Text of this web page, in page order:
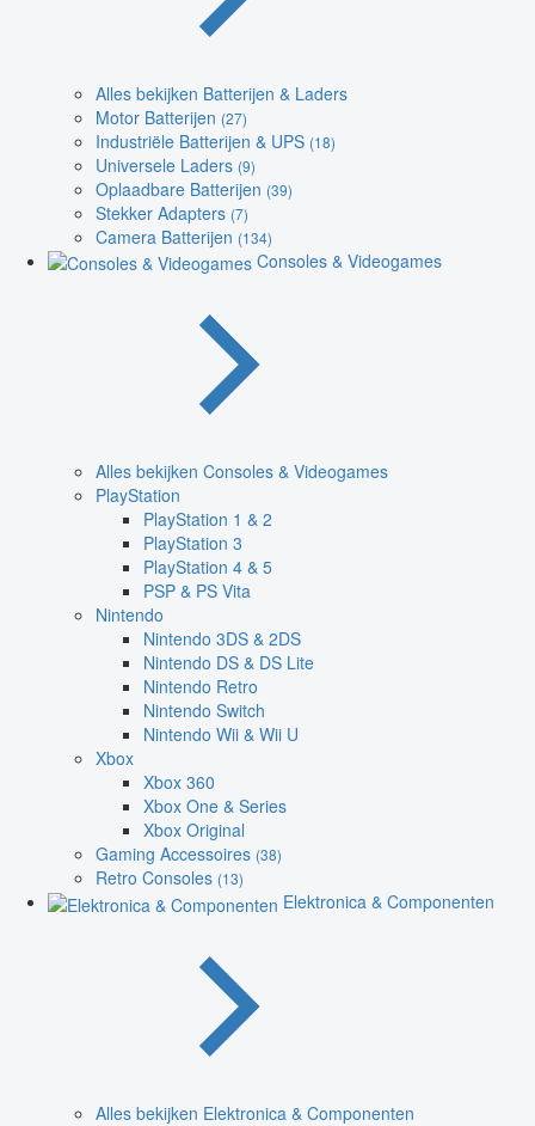
Alles bekijken Batterijen & Laders
Motor Batterijen (27)
Industriële Batterijen & UPS (18)
Universele Laders (9)
Oplaadbare Batterijen (39)
Stekker Adapters (7)
Camera Batterijen (134)
Consoles & Videogames
Alles bekijken Consoles & Videogames
PlayStation
PlayStation 1 & 2
PlayStation 3
PlayStation 4 & 5
PSP & PS Vita
Nintendo
Nintendo 3DS & 2DS
Nintendo DS & DS Lite
Nintendo Retro
Nintendo Switch
Nintendo Wii & Wii U
Xbox
Xbox 360
Xbox One & Series
Xbox Original
Gaming Accessoires (38)
Retro Consoles (13)
Elektronica & Componenten
Alles bekijken Elektronica & Componenten